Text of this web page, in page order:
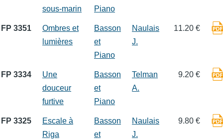
sous-marin
Piano
FP 3351
Ombres et
lumières
Basson
et
Piano
Naulais
J.
11.20 €
FP 3334
Une
douceur
furtive
Basson
et
Piano
Telman
A.
9.20 €
FP 3325
Escale à
Riga
Basson
et
Naulais
J.
9.80 €